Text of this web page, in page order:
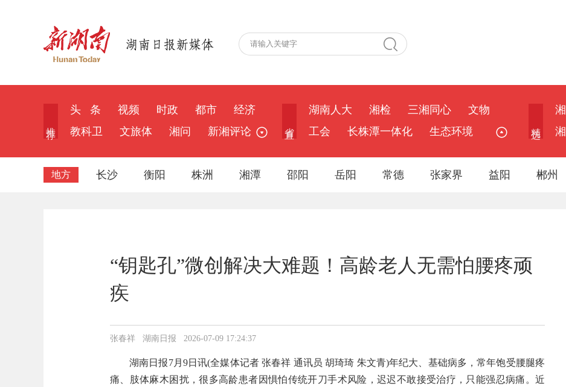
头 条 视频 时政 都市
经济
教科卫
文旅体 湘问 新湘评论
湖南人大 湘检 三湘同心
文物
工会
长株潭一体化 生态环境
地方 长沙 衡阳 株洲 湘潭 邵阳 岳阳 常德 张家界 益阳 郴州
“钥匙孔”微创解决大难题！高龄老人无需怕腰疼顽
疾
张春祥 湖南日报 2026-07-09 17:24:37
湖南日报7月9日讯(全媒体记者 张春祥 通讯员 胡琦琦 朱文青)年纪大、基础病多，常年饱受腰腿疼
痛、肢体麻木困扰，很多高龄患者因惧怕传统开刀手术风险，迟迟不敢接受治疗，只能强忍病痛。近